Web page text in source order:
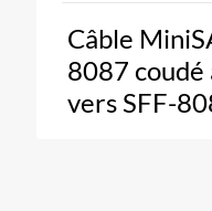
Câble
8087 coudé
vers SFF-